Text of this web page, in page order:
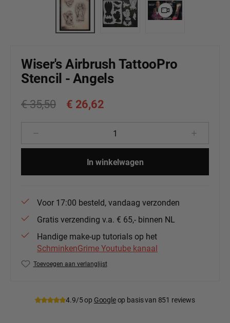
Wiser's Airbrush TattooPro
Stencil - Angels
€ 26,62
€ 35,50
Producthoeveelheid: Voer de
In winkelwagen
Voor 17:00 besteld, vandaag verzonden
Gratis verzending v.a. € 65,- binnen NL
Handige make-up tutorials op het
SchminkenGrime Youtube kanaal
Toevoegen aan verlanglijst
4.9/5 op Googleop basis van 851 reviews